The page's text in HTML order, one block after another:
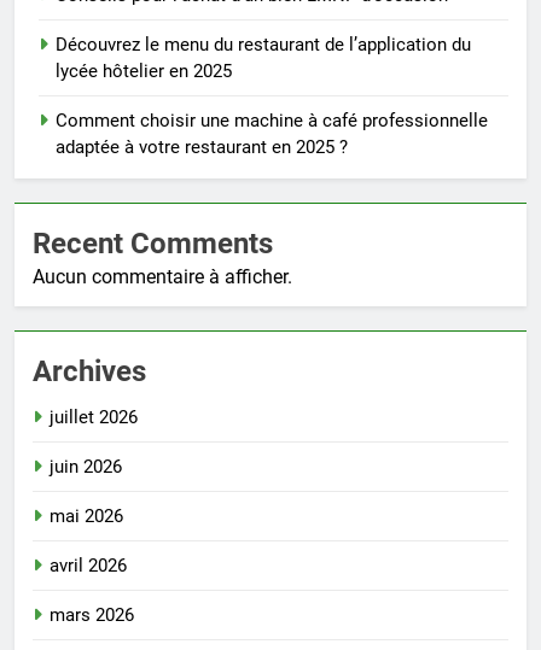
Découvrez le menu du restaurant de l’application du
lycée hôtelier en 2025
Comment choisir une machine à café professionnelle
adaptée à votre restaurant en 2025 ?
Recent Comments
Aucun commentaire à afficher.
Archives
juillet 2026
juin 2026
mai 2026
avril 2026
mars 2026